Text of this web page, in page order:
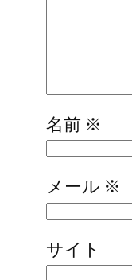
名前 ※
メール ※
サイト